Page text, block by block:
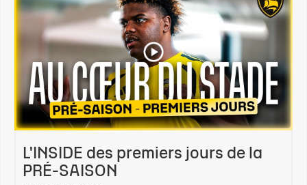
L'INSIDE des premiers jours de la
PRÉ-SAISON